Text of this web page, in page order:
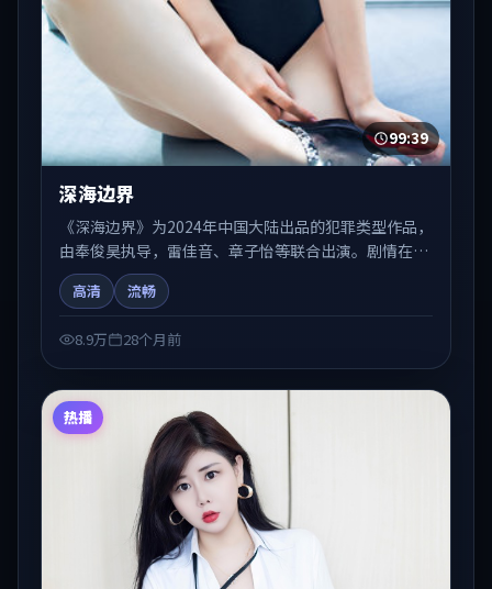
99:39
深海边界
《深海边界》为2024年中国大陆出品的犯罪类型作品，
由奉俊昊执导，雷佳音、章子怡等联合出演。剧情在人
物弧光与节奏推进中展开，兼具叙事张力与视听质感。
适合关注国产在线观看、热播国产剧与院线佳片的观众
高清 流畅
8.9万 28个月前
热播